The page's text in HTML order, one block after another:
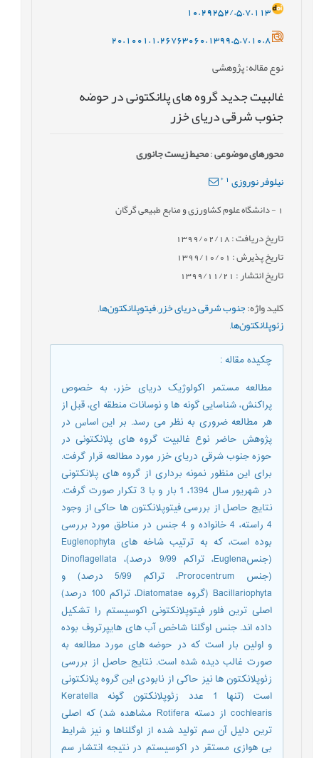
10.29252/.5.7.113
20.1001.1.26763060.1399.5.7.10.8
نوع مقاله: پژوهشی
غالبیت جدید گروه های پلانکتونی در حوضه
جنوب شرقی دریای خزر
محورهای موضوعی:محیط زیست جانوری
نیلوفر نوروزی *
- دانشگاه علوم کشاورزی و منابع طبیعی گرگان
تاریخ دریافت : 1399/02/18
تاریخ پذیرش : 1399/10/01
تاریخ انتشار : 1399/11/21
کلید واژه:جنوب شرقی دریای خزر,فیتوپلانکتون‌ها,
زئوپلانکتون‌ها,
چکیده مقاله:
مطالعه مستمر اکولوژیک دریای خزر، به خصوص
پراکنش، شناسایی گونه ها و نوسانات منطقه ای، قبل از
هر مطالعه ضروری به نظر می رسد. بر این اساس در
پژوهش حاضر نوع غالبیت گروه های پلانکتونی در
حوزه جنوب شرقی دریای خزر مورد مطالعه قرار گرفت.
برای این منظور نمونه برداری از گروه های پلانکتونی
در شهریور سال 1394، 1 بار و با 3 تکرار صورت گرفت.
نتایج حاصل از بررسی فیتوپلانکتون ها حاکی از وجود
4 راسته، 4 خانواده و 4 جنس در مناطق مورد بررسی
بوده است، که به ترتیب شاخه های Euglenophyta
(جنسEuglena، تراکم 9/99 درصد)، Dinoflagellata
(جنس Prorocentrum، تراکم 5/99 درصد) و
Bacillariophyta (گروه Diatomatae، تراکم 100 درصد)
اصلی ترین فلور فیتوپلانکتونی اکوسیستم را تشکیل
داده اند. جنس اوگلنا شاخص آب های هایپرتروف بوده
و اولین بار است که در حوضه های مورد مطالعه به
صورت غالب دیده شده است. نتایج حاصل از بررسی
زئوپلانکتون ها نیز حاکی از نابودی این گروه پلانکتونی
است (تنها 1 عدد زئوپلانکتون گونه Keratella
cochlearis از دسته Rotifera مشاهده شد) که اصلی
ترین دلیل آن سم تولید شده از اوگلناها و نیز شرایط
بی هوازی مستقر در اکوسیستم در نتیجه انتشار سم